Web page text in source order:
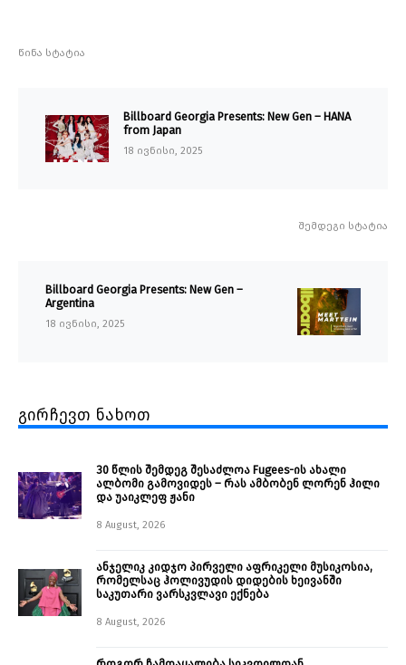
წინა სტატია
Billboard Georgia Presents: New Gen – HANA
from Japan
18 ივნისი, 2025
შემდეგი სტატია
Billboard Georgia Presents: New Gen –
Argentina
18 ივნისი, 2025
გირჩევთ ნახოთ
30 წლის შემდეგ შესაძლოა Fugees-ის ახალი
ალბომი გამოვიდეს – რას ამბობენ ლორენ ჰილი
და უაიკლეფ ჟანი
8 August, 2026
ანჯელიკ კიდჯო პირველი აფრიკელი მუსიკოსია,
რომელსაც ჰოლივუდის დიდების ხეივანში
საკუთარი ვარსკვლავი ექნება
8 August, 2026